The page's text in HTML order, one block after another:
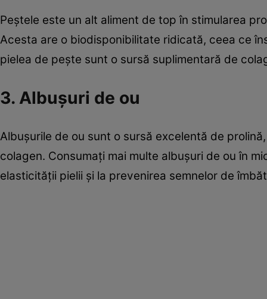
Peștele este un alt aliment de top în stimularea
Acesta are o biodisponibilitate ridicată, ceea ce
pielea de pește sunt o sursă suplimentară de
3. Albușuri de ou
Albușurile de ou sunt o sursă excelentă de
colagen. Consumați mai multe albușuri de ou în
elasticității pielii și la prevenirea semnelor de